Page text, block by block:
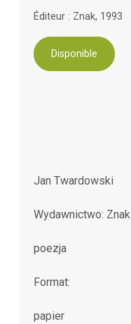
Éditeur : Znak, 1993
Disponible
Jan Twardowski
Wydawnictwo: Znak
poezja
Format:
papier